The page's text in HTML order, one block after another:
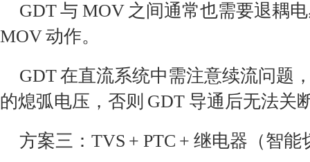
GDT 与 MOV 之间通常也需要退耦
MOV 动作。
GDT 在直流系统中需注意续流问题
的熄弧电压，否则 GDT 导通后无法关
方案三：TVS + PTC + 继电器（智能